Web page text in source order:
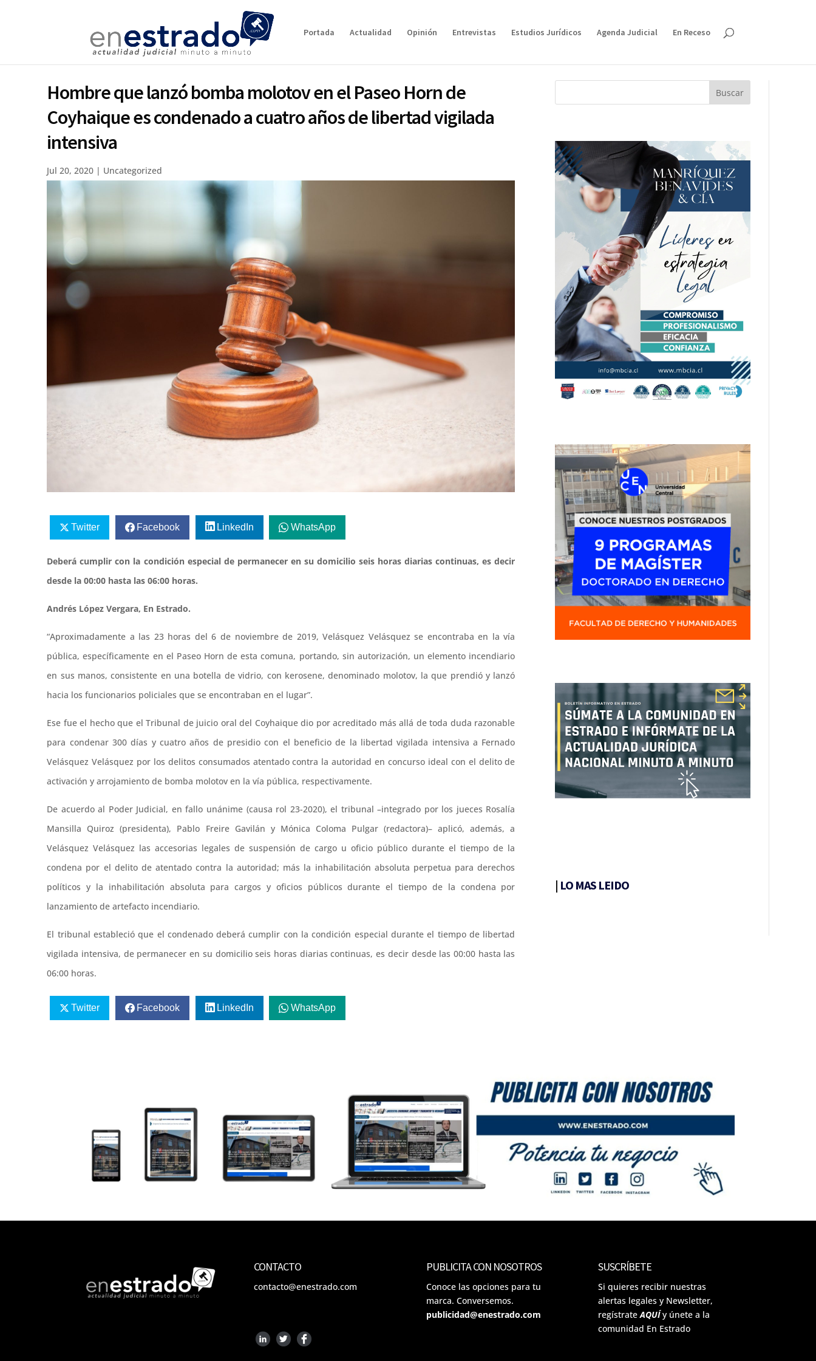
Portada Actualidad Opinión Entrevistas Estudios Jurídicos Agenda Judicial En Receso
Hombre que lanzó bomba molotov en el Paseo Horn de
Coyhaique es condenado a cuatro años de libertad vigilada
intensiva
Jul 20, 2020 | Uncategorized
Twitter Facebook LinkedIn WhatsApp
Deberá cumplir con la condición especial de permanecer en su domicilio seis horas diarias continuas, es decir
desde la 00:00 hasta las 06:00 horas.
Andrés López Vergara, En Estrado.
“Aproximadamente a las 23 horas del 6 de noviembre de 2019, Velásquez Velásquez se encontraba en la vía
pública, específicamente en el Paseo Horn de esta comuna, portando, sin autorización, un elemento incendiario
en sus manos, consistente en una botella de vidrio, con kerosene, denominado molotov, la que prendió y lanzó
hacia los funcionarios policiales que se encontraban en el lugar”.
Ese fue el hecho que el Tribunal de juicio oral del Coyhaique dio por acreditado más allá de toda duda razonable
para condenar 300 días y cuatro años de presidio con el beneficio de la libertad vigilada intensiva a Fernado
Velásquez Velásquez por los delitos consumados atentado contra la autoridad en concurso ideal con el delito de
activación y arrojamiento de bomba molotov en la vía pública, respectivamente.
De acuerdo al Poder Judicial, en fallo unánime (causa rol 23-2020), el tribunal –integrado por los jueces Rosalía
Mansilla Quiroz (presidenta), Pablo Freire Gavilán y Mónica Coloma Pulgar (redactora)– aplicó, además, a
Velásquez Velásquez las accesorias legales de suspensión de cargo u oficio público durante el tiempo de la
condena por el delito de atentado contra la autoridad; más la inhabilitación absoluta perpetua para derechos
políticos y la inhabilitación absoluta para cargos y oficios públicos durante el tiempo de la condena por
lanzamiento de artefacto incendiario.
El tribunal estableció que el condenado deberá cumplir con la condición especial durante el tiempo de libertad
vigilada intensiva, de permanecer en su domicilio seis horas diarias continuas, es decir desde las 00:00 hasta las
06:00 horas.
Twitter Facebook LinkedIn WhatsApp
| LO MAS LEIDO
CONTACTO
contacto@enestrado.com
PUBLICITA CON NOSOTROS
Conoce las opciones para tu
marca. Conversemos.
publicidad@enestrado.com
SUSCRÍBETE
Si quieres recibir nuestras
alertas legales y Newsletter,
regístrateAQUÍ y únete a la
comunidad En Estrado